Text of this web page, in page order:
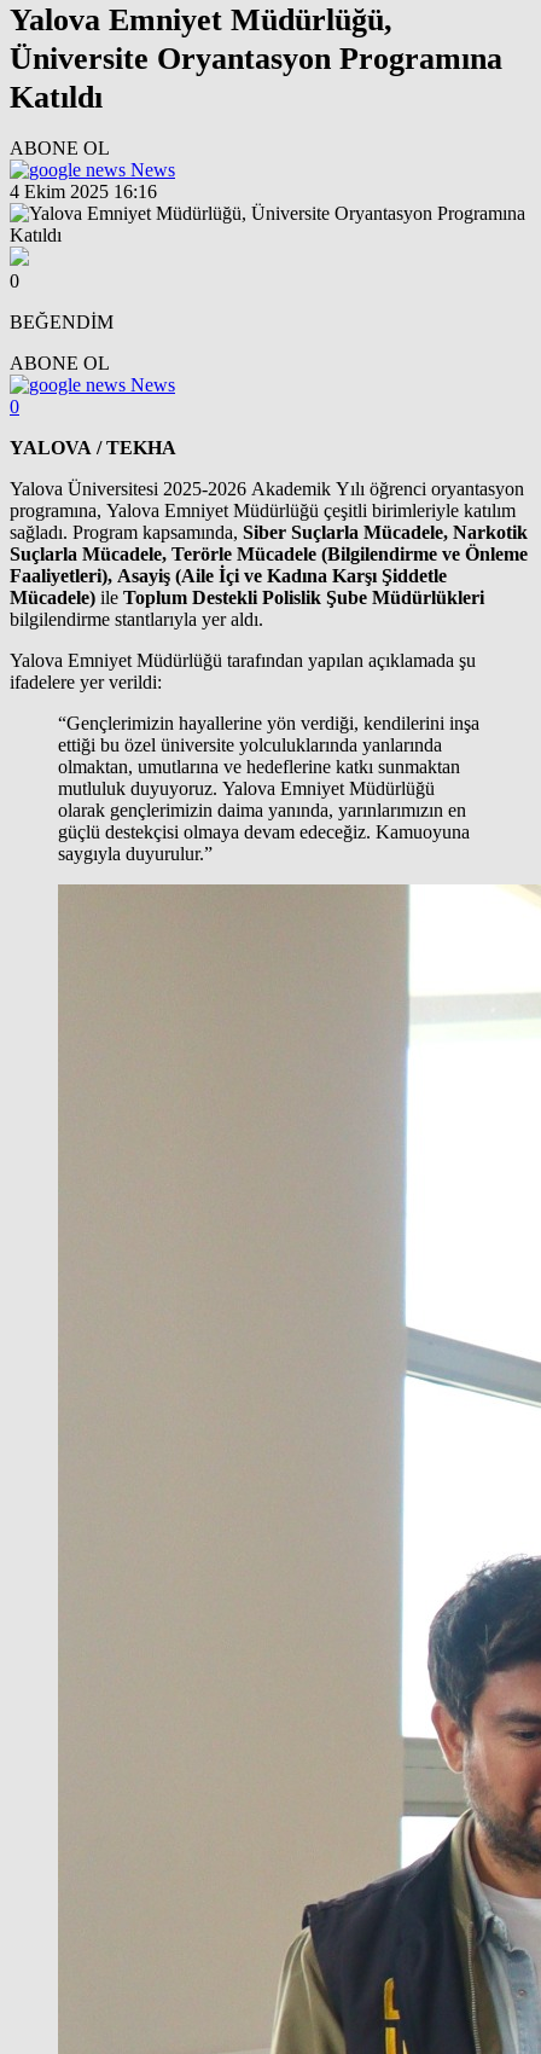
Yalova Emniyet Müdürlüğü,
Üniversite Oryantasyon Programına
Katıldı
ABONE OL
News
4 Ekim 2025 16:16
0
BEĞENDİM
ABONE OL
News
0
YALOVA / TEKHA
Yalova Üniversitesi 2025-2026 Akademik Yılı öğrenci oryantasyon
programına, Yalova Emniyet Müdürlüğü çeşitli birimleriyle katılım
sağladı. Program kapsamında, Siber Suçlarla Mücadele, Narkotik
Suçlarla Mücadele, Terörle Mücadele (Bilgilendirme ve Önleme
Faaliyetleri), Asayiş (Aile İçi ve Kadına Karşı Şiddetle
Mücadele) ile Toplum Destekli Polislik Şube Müdürlükleri
bilgilendirme stantlarıyla yer aldı.
Yalova Emniyet Müdürlüğü tarafından yapılan açıklamada şu
ifadelere yer verildi:
“Gençlerimizin hayallerine yön verdiği, kendilerini inşa
ettiği bu özel üniversite yolculuklarında yanlarında
olmaktan, umutlarına ve hedeflerine katkı sunmaktan
mutluluk duyuyoruz. Yalova Emniyet Müdürlüğü
olarak gençlerimizin daima yanında, yarınlarımızın en
güçlü destekçisi olmaya devam edeceğiz. Kamuoyuna
saygıyla duyurulur.”